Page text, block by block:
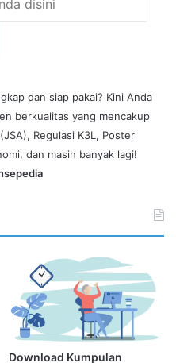
dan siap pakai? Kini Anda
berkualitas yang mencakup
Regulasi K3L, Poster
dan masih banyak lagi!
Download Kumpulan